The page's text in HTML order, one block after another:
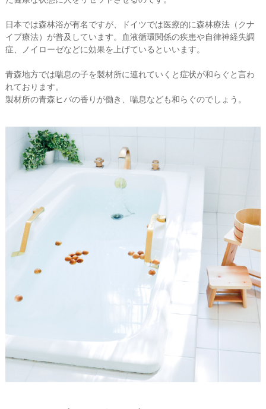
日本では森林浴が有名ですが、ドイツでは医療的に森林療法（クナ
イプ療法）が普及しています。血液循環関係の疾患や自律神経失調
症、ノイローゼなどに効果を上げているといいます。
青森地方では喘息の子を製材所に連れていくと症状が和らぐと言わ
れております。
製材所の青森ヒバの香りが働き、喘息なども和らぐのでしょう。